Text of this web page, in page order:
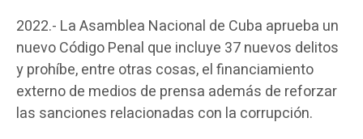
2022.- La Asamblea Nacional de Cuba aprueba un
nuevo Código Penal que incluye 37 nuevos delitos
y prohíbe, entre otras cosas, el financiamiento
externo de medios de prensa además de reforzar
las sanciones relacionadas con la corrupción.